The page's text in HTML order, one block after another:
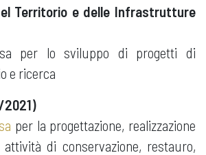
Territorio e delle Infrastrutture
per lo sviluppo di progetti di
e ricerca
per la progettazione, realizzazione
di conservazione, restauro,